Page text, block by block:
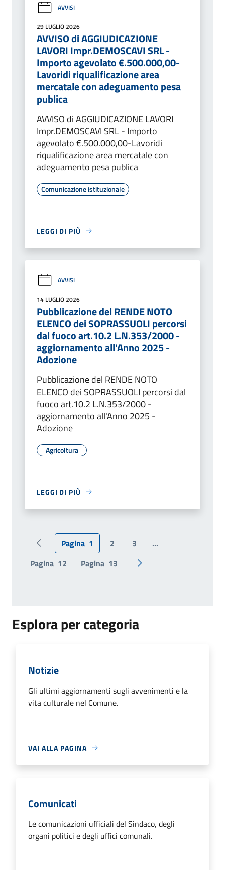
AVVISI
29 LUGLIO 2026
AVVISO di AGGIUDICAZIONE
LAVORI Impr.DEMOSCAVI SRL -
Importo agevolato €.500.000,00-
Lavoridi riqualificazione area
mercatale con adeguamento pesa
publica
AVVISO di AGGIUDICAZIONE LAVORI
Impr.DEMOSCAVI SRL - Importo
agevolato €.500.000,00-Lavoridi
riqualificazione area mercatale con
adeguamento pesa publica
Comunicazione istituzionale
LEGGI DI PIÙ
AVVISI
14 LUGLIO 2026
Pubblicazione del RENDE NOTO
ELENCO dei SOPRASSUOLI percorsi
dal fuoco art.10.2 L.N.353/2000 -
aggiornamento all'Anno 2025 -
Adozione
Pubblicazione del RENDE NOTO
ELENCO dei SOPRASSUOLI percorsi dal
fuoco art.10.2 L.N.353/2000 -
aggiornamento all'Anno 2025 -
Adozione
Agricoltura
LEGGI DI PIÙ
Pagina precedente
Pagina 1 2 3
...
Pagina 12 Pagina 13 Pagina successiva
Esplora per categoria
Notizie
Gli ultimi aggiornamenti sugli avvenimenti e la
vita culturale nel Comune.
VAI ALLA PAGINA
Comunicati
Le comunicazioni ufficiali del Sindaco, degli
organi politici e degli uffici comunali.